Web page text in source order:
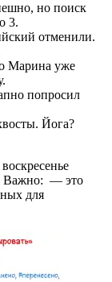
но поиск
3.
отменили.
Марина уже
попросил
Йога?
Важно: — это
для